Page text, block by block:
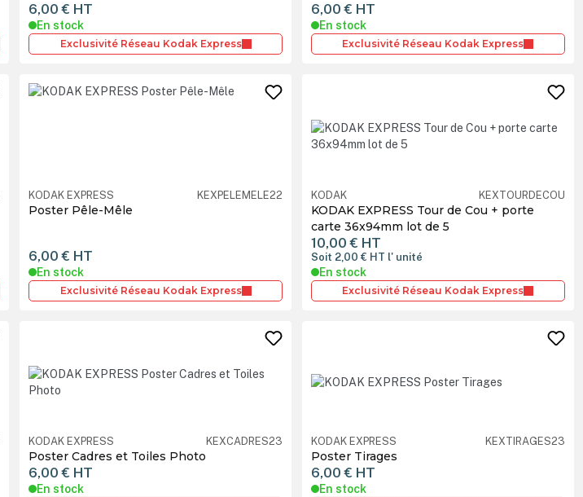
6,00 € HT
En stock
Exclusivité Réseau Kodak Express
6,00 € HT
En stock
Exclusivité Réseau Kodak Express
KODAK EXPRESS KEXPELEMELE22
Poster Pêle-Mêle
6,00 € HT
En stock
Exclusivité Réseau Kodak Express
KODAK KEXTOURDECOU
KODAK EXPRESS Tour de Cou + porte
carte 36x94mm lot de 5
10,00 € HT
Soit 2,00 € HT l' unité
En stock
Exclusivité Réseau Kodak Express
KODAK EXPRESS KEXCADRES23
Poster Cadres et Toiles Photo
6,00 € HT
En stock
KODAK EXPRESS KEXTIRAGES23
Poster Tirages
6,00 € HT
En stock